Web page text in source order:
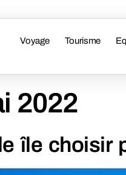
Voyage Tourisme
2022
île choisir